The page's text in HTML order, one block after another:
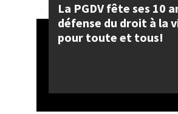
La PGDV fête ses 10
défense du droit à la
pour toute et tous!